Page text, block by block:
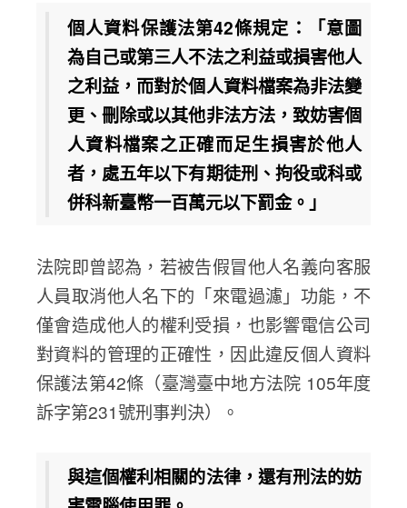
個人資料保護法第42條規定：「意圖
為自己或第三人不法之利益或損害他人
之利益，而對於個人資料檔案為非法變
更、刪除或以其他非法方法，致妨害個
人資料檔案之正確而足生損害於他人
者，處五年以下有期徒刑、拘役或科或
併科新臺幣一百萬元以下罰金。」
法院即曾認為，若被告假冒他人名義向客服
人員取消他人名下的「來電過濾」功能，不
僅會造成他人的權利受損，也影響電信公司
對資料的管理的正確性，因此違反個人資料
保護法第42條（臺灣臺中地方法院 105年度
訴字第231號刑事判決）。
與這個權利相關的法律，還有刑法的妨